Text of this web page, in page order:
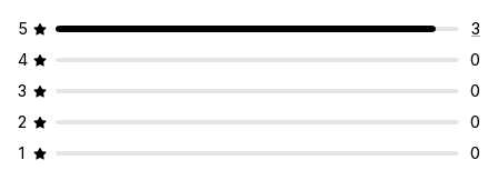
5
3
4
0
3
0
2
0
1
0